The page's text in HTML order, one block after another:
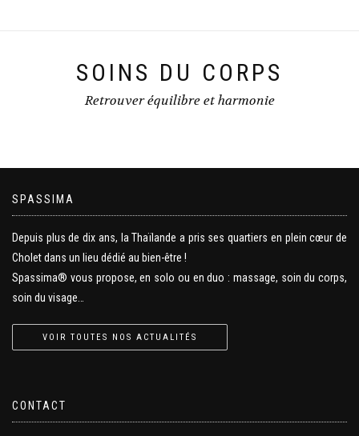
SOINS DU CORPS
Retrouver équilibre et harmonie
SPASSIMA
Depuis plus de dix ans, la Thaïlande a pris ses quartiers en plein cœur de
Cholet dans un lieu dédié au bien-être !
Spassima® vous propose, en solo ou en duo : massage, soin du corps,
soin du visage…
VOIR TOUTES NOS ACTUALITÉS
CONTACT